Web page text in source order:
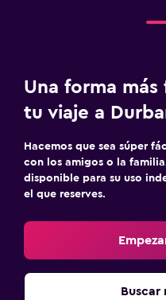
Una forma
tu viaje a
Hacemos que sea súper
con los amigos o la
disponible para su uso
el que reserves.
Buscar